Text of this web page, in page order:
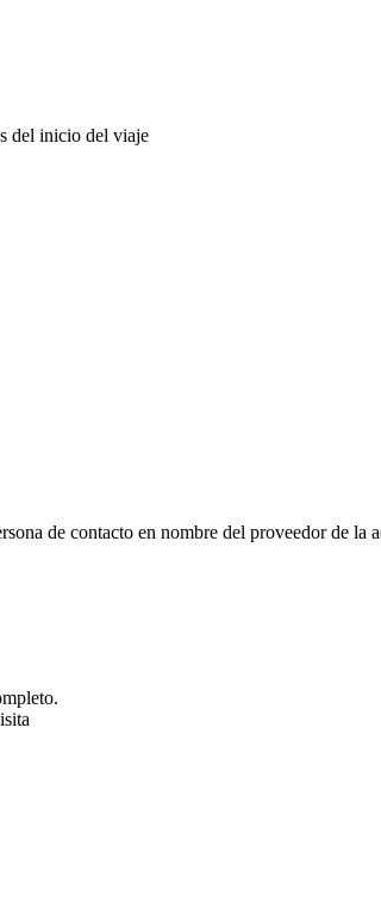
del inicio del viaje
de contacto en nombre del proveedor de la